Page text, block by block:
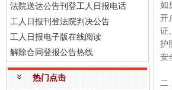
法院送达公告刊登工人日报电话
工人日报刊登法院判决公告
工人日报电子版在线阅读
解除合同登报公告热线
热门点击
如
开
证
护
安
二